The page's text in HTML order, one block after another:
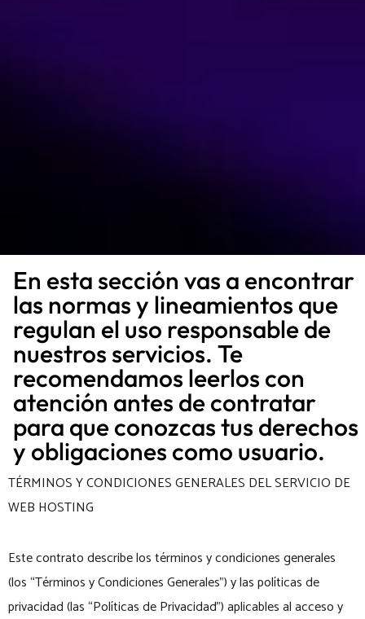
En esta sección vas a encontrar
las normas y lineamientos que
regulan el uso responsable de
nuestros servicios. Te
recomendamos leerlos con
atención antes de contratar
para que conozcas tus derechos
y obligaciones como usuario.
TÉRMINOS Y CONDICIONES GENERALES DEL SERVICIO DE
WEB HOSTING
Este contrato describe los términos y condiciones generales
(los “Términos y Condiciones Generales”) y las políticas de
privacidad (las “Políticas de Privacidad”) aplicables al acceso y